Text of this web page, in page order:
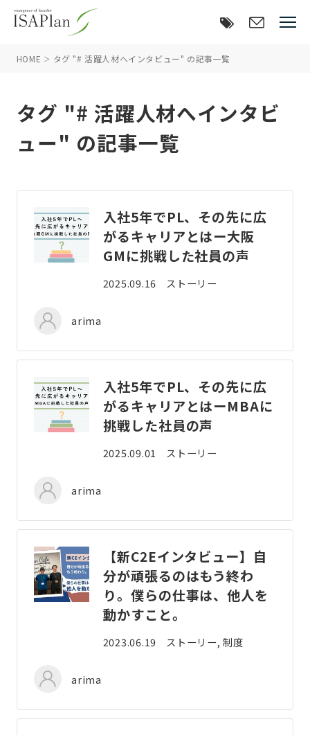
HOME タグ "# 活躍人材へインタビュー" の記事一覧
タグ "# 活躍人材へインタビ
ュー" の記事一覧
入社5年でPL、その先に広
がるキャリアとはー大阪
GMに挑戦した社員の声
2025.09.16 ストーリー
arima
入社5年でPL、その先に広
がるキャリアとはーMBAに
挑戦した社員の声
2025.09.01 ストーリー
arima
【新C2Eインタビュー】自
分が頑張るのはもう終わ
り。僕らの仕事は、他人を
動かすこと。
2023.06.19 ストーリー, 制度
arima